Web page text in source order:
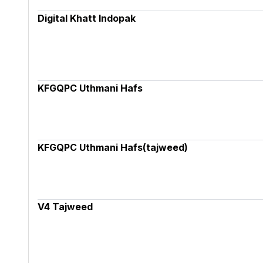
Digital Khatt Indopak
KFGQPC Uthmani Hafs
KFGQPC Uthmani Hafs(tajweed)
V4 Tajweed